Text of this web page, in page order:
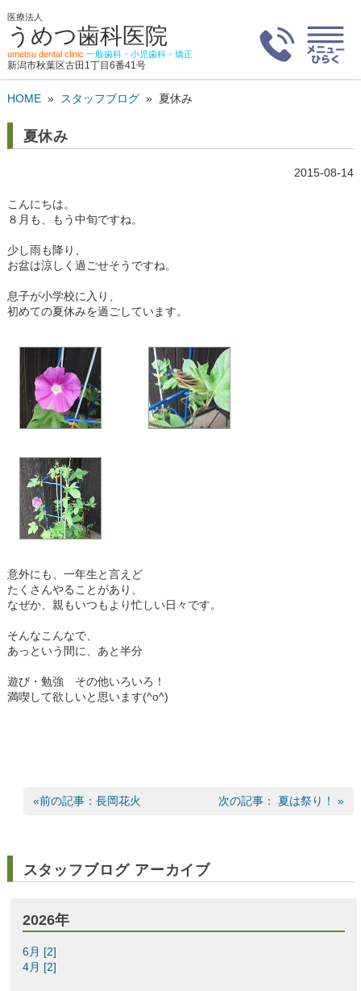
医療法人
うめつ歯科医院
umetsu dental clinic 一般歯科・小児歯科・矯正
新潟市秋葉区古田1丁目6番41号
HOME» スタッフブログ» 夏休み
夏休み
2015-08-14
こんにちは。
８月も、もう中旬ですね。
少し雨も降り、
お盆は涼しく過ごせそうですね。
息子が小学校に入り、
初めての夏休みを過ごしています。
意外にも、一年生と言えど
たくさんやることがあり、
なぜか、親もいつもより忙しい日々です。
そんなこんなで、
あっという間に、あと半分
遊び・勉強 その他いろいろ！
満喫して欲しいと思います(^o^)
«前の記事：長岡花火 次の記事： 夏は祭り！ »
スタッフブログ アーカイブ
2026年
6月 [2]
4月 [2]